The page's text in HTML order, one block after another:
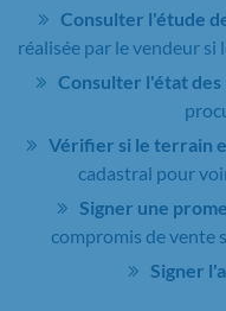
Consulter l'étude
réalisée par le vendeur si
Consulter l'état
Vérifier si le terrain
cadastral pour
Signer une
compromis de vente
Signer